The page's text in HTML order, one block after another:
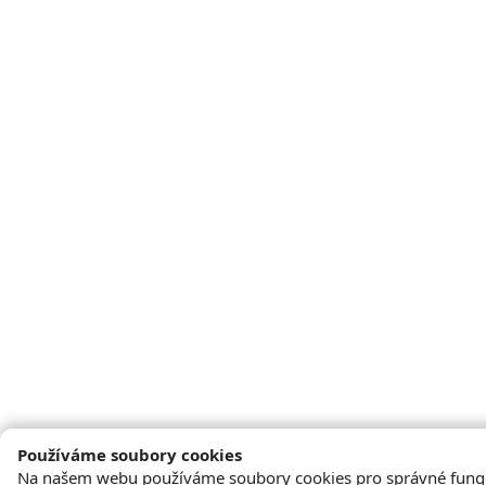
Používáme soubory cookies
Na našem webu používáme soubory cookies pro správné